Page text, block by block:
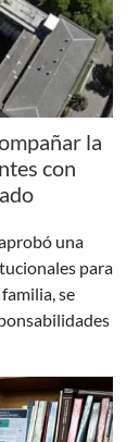
la
con
una
para
se